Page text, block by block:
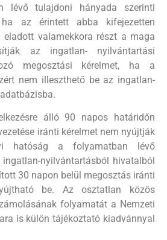
lévő tulajdoni hányada szerinti
az érintett abba kifejezetten
eladott valamekkora részt a maga
az ingatlan- nyilvántartási
megosztási kérelmet, ha a
nem illeszthető be az ingatlan-
álló 90 napos határidőn
iránti kérelmet nem nyújtják
hatóság a folyamatban lévő
nyilvántartásból hivatalból
30 napon belül megosztás iránti
be. Az osztatlan közös
folyamatát a Nemzeti
is külön tájékoztató kiadvánnyal